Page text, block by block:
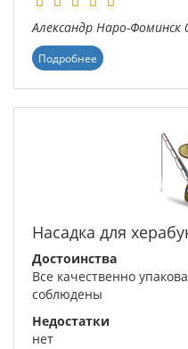
Александр Наро-Фоминск
Подробнее
Насадка для
Достоинства
Все качественно
соблюдены
Недостатки
нет